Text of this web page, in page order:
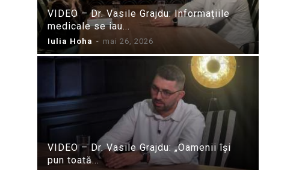
VIDEO – Dr. Vasile Grajdu: Informațiile
medicale se iau...
Iulia Hoha - mai 26, 2026
VIDEO – Dr. Vasile Grajdu: „Oamenii își
pun toată...